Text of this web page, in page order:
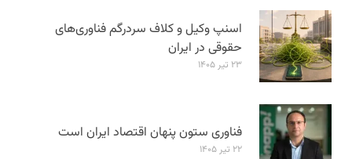
اسنپ وکیل و کلاف سردرگم فناوری‌های
حقوقی در ایران
۲۳ تیر ۱۴۰۵
فناوری ستون پنهان اقتصاد ایران است
۲۲ تیر ۱۴۰۵